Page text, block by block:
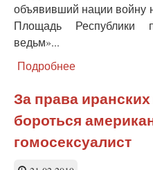
объявивший нации войну
Площадь Республики
ведьм»...
Подробнее
заказал
на
8
шабаш
За права иранских
бороться
гомосексуалист